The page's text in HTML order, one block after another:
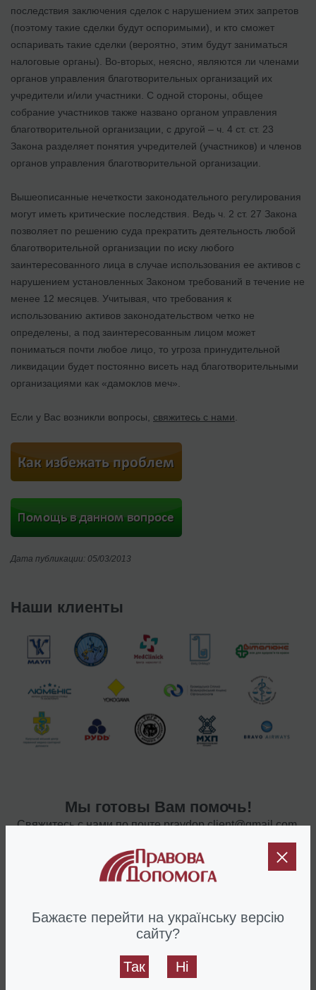
последствия заключения сделок с нарушением этих запретов
(поэтому такие сделки будут оспоримыми), и кто сможет
оспаривать такие сделки (вероятно, этим будут заниматься
налоговые органы). Во-вторых, неясно, являются ли членами
органов управления благотворительных организаций их
учредители и/или участники. С одной стороны, общее
собрание участников также названо органом управления
благотворительной организации, с другой – ч. 4 ст. ст. 23
Закона разделяет понятия учредителей (участников) и членов
органов управления благотворительной организации.
Вышеописанные нечеткости законодательного регулирования
могут иметь критические последствия. Ведь ч. 2 ст. 27 Закона
позволяет по решению суда прекратить деятельность любой
благотворительной организации по иску любого
заинтересованного лица в случае использования ее активов с
нарушением установленных Законом требований в течение не
менее 12 месяцев. Учитывая, что требования к
использованию активов законодательством четко не
определены, а под заинтересованным лицом может
пониматься почти любое лицо, то угроза принудительной
ликвидации будет постоянно висеть над благотворительными
организациями как «дамоклов меч».
Если у Вас возникли вопросы, свяжитесь с нами
Дата публикации: 05/03/2013
Наши клиенты
Мы готовы Вам помочь!
Свяжитесь с нами по почтеpravdop.client@gmail.com,
или заполнив
форму:
Бажаєте перейти на українську версію
сайту?
Так Ні